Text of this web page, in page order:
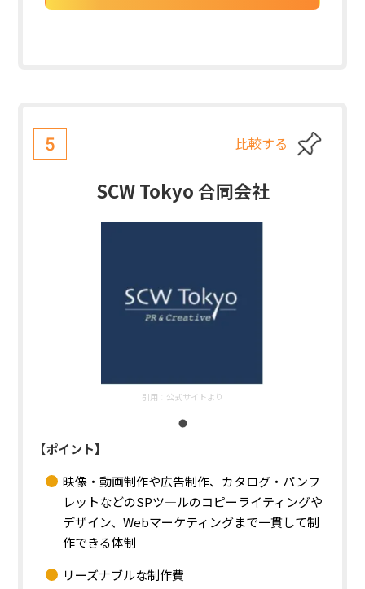
5 比較する
SCW Tokyo 合同会社
引用： 公式サイトより
【ポイント】
映像・動画制作や広告制作、カタログ・パンフ
レットなどのSPツ—ルのコピーライティングや
デザイン、Webマーケティングまで一貫して制
作できる体制
リーズナブルな制作費